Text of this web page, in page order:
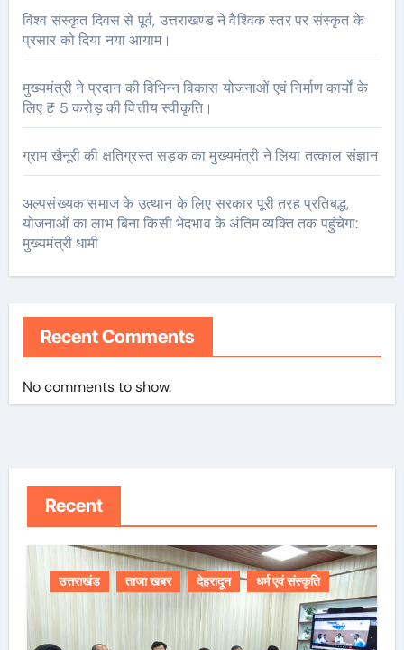
विश्व संस्कृत दिवस से पूर्व, उत्तराखण्ड ने वैश्विक स्तर पर संस्कृत के
प्रसार को दिया नया आयाम।
मुख्यमंत्री ने प्रदान की विभिन्न विकास योजनाओं एवं निर्माण कार्यों के
लिए ₹ 5 करोड़ की वित्तीय स्वीकृति।
ग्राम खैनूरी की क्षतिग्रस्त सड़क का मुख्यमंत्री ने लिया तत्काल संज्ञान
अल्पसंख्यक समाज के उत्थान के लिए सरकार पूरी तरह प्रतिबद्ध,
योजनाओं का लाभ बिना किसी भेदभाव के अंतिम व्यक्ति तक पहुंचेगा:
मुख्यमंत्री धामी
Recent Comments
No comments to show.
Recent
उत्तराखंड ताजा खबर देहरादून धर्म एवं संस्कृति